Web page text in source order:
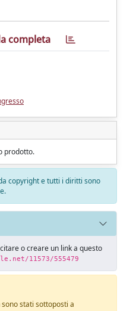
completa
prodotto.
copyright e tutti i diritti sono
o creare un link a questo
11573/555479
stati sottoposti a